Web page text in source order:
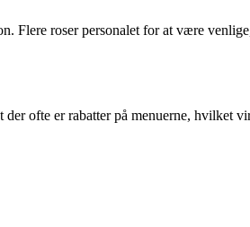
Flere roser personalet for at være
ofte er rabatter på menuerne, hvilket